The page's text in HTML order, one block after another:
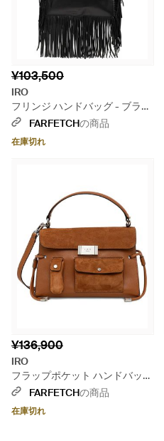
¥103,500
IRO
フリンジ ハンドバッグ - ブラッ
ク
FARFETCHの商品
在庫切れ
¥136,900
IRO
フラップポケット ハンドバッグ
- ブラウン
FARFETCHの商品
在庫切れ